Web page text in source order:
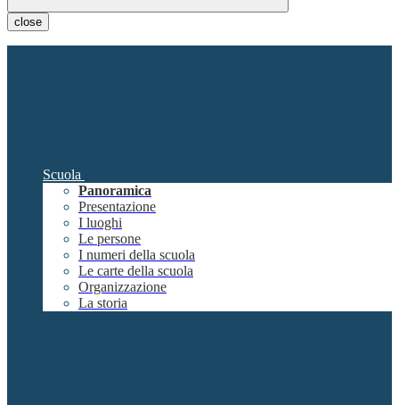
close
Scuola
Panoramica
Presentazione
I luoghi
Le persone
I numeri della scuola
Le carte della scuola
Organizzazione
La storia